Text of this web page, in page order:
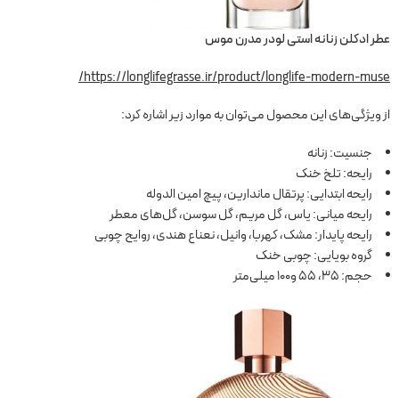
عطر ادکلن زنانه استی لودر مدرن موس
https://longlifegrasse.ir/product/longlife-modern-muse/
از ویژگی‌های این محصول می‌توان به موارد زیر اشاره کرد:
جنسیت: زنانه
رایحه: تلخ خنک
رایحه ابتدایی: پرتقال ماندارین، پیچ امین الدوله
رایحه میانی: یاس، گل مریم، گل سوسن، گل‌های معطر
رایحه پایدار: مشک، کهربا، وانیل، نعناع هندی، روایح چوبی
گروه بویایی: چوبی خنک
حجم: 35، 55 و100 میلی‌متر